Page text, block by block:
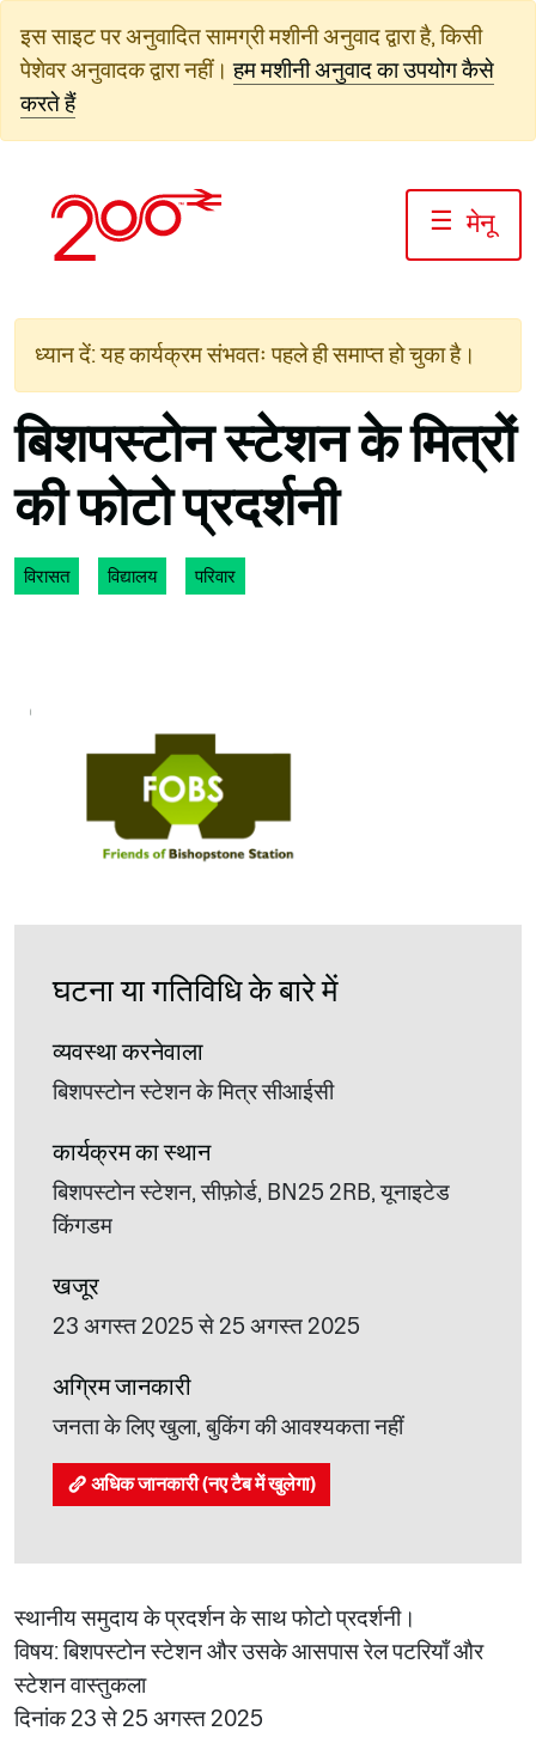
जाएं
इस साइट पर अनुवादित सामग्री मशीनी अनुवाद द्वारा है, किसी
पेशेवर अनुवादक द्वारा नहीं। हम मशीनी अनुवाद का उपयोग कैसे
करते हैं
☰ मेनू
ध्यान दें: यह कार्यक्रम संभवतः पहले ही समाप्त हो चुका है।
बिशपस्टोन स्टेशन के मित्रों
की फोटो प्रदर्शनी
विरासत विद्यालय परिवार
घटना या गतिविधि के बारे में
व्यवस्था करनेवाला
बिशपस्टोन स्टेशन के मित्र सीआईसी
कार्यक्रम का स्थान
बिशपस्टोन स्टेशन, सीफ़ोर्ड, BN25 2RB, यूनाइटेड
किंगडम
खजूर
23 अगस्त 2025 से 25 अगस्त 2025
अग्रिम जानकारी
जनता के लिए खुला, बुकिंग की आवश्यकता नहीं
अधिक जानकारी (नए टैब में खुलेगा)
स्थानीय समुदाय के प्रदर्शन के साथ फोटो प्रदर्शनी।
विषय: बिशपस्टोन स्टेशन और उसके आसपास रेल पटरियाँ और
स्टेशन वास्तुकला
दिनांक 23 से 25 अगस्त 2025